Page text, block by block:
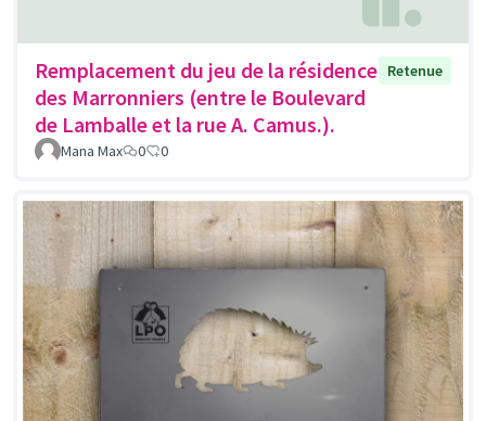
Remplacement du jeu de la résidence
des Marronniers (entre le Boulevard
de Lamballe et la rue A. Camus.).
Retenue
Mana Max 0 0